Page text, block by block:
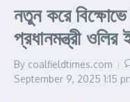
নতুন করে
প্রধানমন্ত্রী
By coalfieldtimes.com
September 9, 2025 1:15